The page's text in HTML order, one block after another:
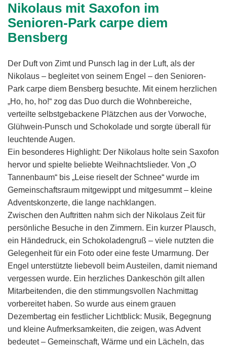
Nikolaus mit Saxofon im
Senioren-Park carpe diem
Bensberg
Der Duft von Zimt und Punsch lag in der Luft, als der
Nikolaus – begleitet von seinem Engel – den Senioren-
Park carpe diem Bensberg besuchte. Mit einem herzlichen
„Ho, ho, ho!“ zog das Duo durch die Wohnbereiche,
verteilte selbstgebackene Plätzchen aus der Vorwoche,
Glühwein-Punsch und Schokolade und sorgte überall für
leuchtende Augen.
Ein besonderes Highlight: Der Nikolaus holte sein Saxofon
hervor und spielte beliebte Weihnachtslieder. Von „O
Tannenbaum“ bis „Leise rieselt der Schnee“ wurde im
Gemeinschaftsraum mitgewippt und mitgesummt – kleine
Adventskonzerte, die lange nachklangen.
Zwischen den Auftritten nahm sich der Nikolaus Zeit für
persönliche Besuche in den Zimmern. Ein kurzer Plausch,
ein Händedruck, ein Schokoladengruß – viele nutzten die
Gelegenheit für ein Foto oder eine feste Umarmung. Der
Engel unterstützte liebevoll beim Austeilen, damit niemand
vergessen wurde. Ein herzliches Dankeschön gilt allen
Mitarbeitenden, die den stimmungsvollen Nachmittag
vorbereitet haben. So wurde aus einem grauen
Dezembertag ein festlicher Lichtblick: Musik, Begegnung
und kleine Aufmerksamkeiten, die zeigen, was Advent
bedeutet – Gemeinschaft, Wärme und ein Lächeln, das